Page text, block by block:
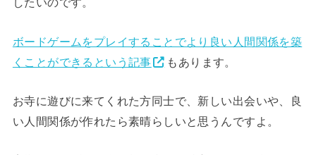
ボードゲームをプレイすることでより良い人間関係を築
くことができるという記事
もあります。
お寺に遊びに来てくれた方同士で、新しい出会いや、良
い人間関係が作れたら素晴らしいと思うんですよ。